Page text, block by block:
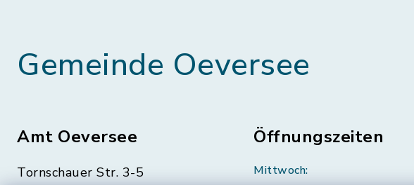
Gemeinde Oeversee
Amt Oeversee
Tornschauer Str. 3-5
Öffnungszeiten
Mittwoch: